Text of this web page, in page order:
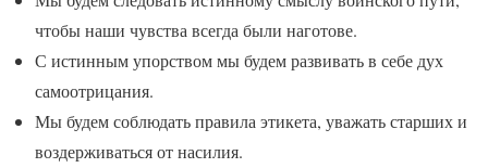
чтобы наши чувства всегда были наготове.
С истинным упорством мы будем развивать в себе дух
самоотрицания.
Мы будем соблюдать правила этикета, уважать старших и
воздерживаться от насилия.